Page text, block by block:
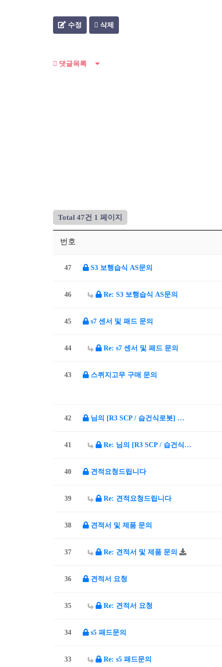
수정 삭제
댓글목록
Total 47건 1 페이지
번호
47 S3 보행습식 AS문의
46 Re: S3 보행습식 AS문의
45 s7 센서 및 패드 문의
44 Re: s7 센서 및 패드 문의
43 스퀴지고무 구매 문의
42 님의 [R3 SCP / 습건식로봇] …
41 Re: 님의 [R3 SCP / 습건식…
40 견적요청드립니다
39 Re: 견적요청드립니다
38 견적서 및 제품 문의
37 Re: 견적서 및 제품 문의
36 견적서 요청
35 Re: 견적서 요청
34 s5 패드문의
33 Re: s5 패드문의